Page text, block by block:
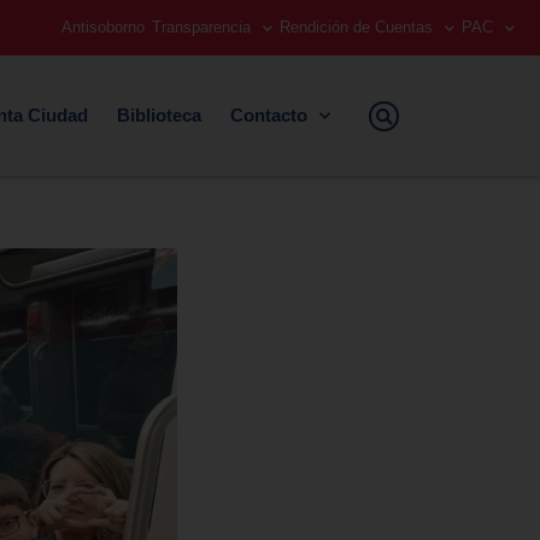
Antisoborno Transparencia Rendición de Cuentas PAC
Ciudad Biblioteca Contacto